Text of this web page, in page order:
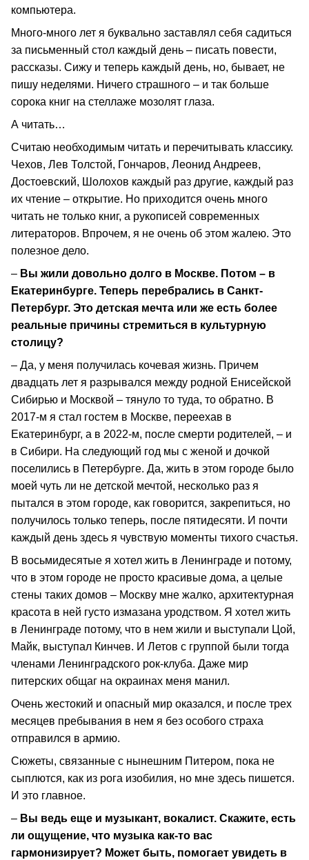
компьютера.
Много-много лет я буквально заставлял себя садиться
за письменный стол каждый день – писать повести,
рассказы. Сижу и теперь каждый день, но, бывает, не
пишу неделями. Ничего страшного – и так больше
сорока книг на стеллаже мозолят глаза.
А читать…
Считаю необходимым читать и перечитывать классику.
Чехов, Лев Толстой, Гончаров, Леонид Андреев,
Достоевский, Шолохов каждый раз другие, каждый раз
их чтение – открытие. Но приходится очень много
читать не только книг, а рукописей современных
литераторов. Впрочем, я не очень об этом жалею. Это
полезное дело.
– Вы жили довольно долго в Москве. Потом – в
Екатеринбурге. Теперь перебрались в Санкт-
Петербург. Это детская мечта или же есть более
реальные причины стремиться в культурную
столицу?
– Да, у меня получилась кочевая жизнь. Причем
двадцать лет я разрывался между родной Енисейской
Сибирью и Москвой – тянуло то туда, то обратно. В
2017-м я стал гостем в Москве, переехав в
Екатеринбург, а в 2022-м, после смерти родителей, – и
в Сибири. На следующий год мы с женой и дочкой
поселились в Петербурге. Да, жить в этом городе было
моей чуть ли не детской мечтой, несколько раз я
пытался в этом городе, как говорится, закрепиться, но
получилось только теперь, после пятидесяти. И почти
каждый день здесь я чувствую моменты тихого счастья.
В восьмидесятые я хотел жить в Ленинграде и потому,
что в этом городе не просто красивые дома, а целые
стены таких домов – Москву мне жалко, архитектурная
красота в ней густо измазана уродством. Я хотел жить
в Ленинграде потому, что в нем жили и выступали Цой,
Майк, выступал Кинчев. И Летов с группой были тогда
членами Ленинградского рок-клуба. Даже мир
питерских общаг на окраинах меня манил.
Очень жестокий и опасный мир оказался, и после трех
месяцев пребывания в нем я без особого страха
отправился в армию.
Сюжеты, связанные с нынешним Питером, пока не
сыплются, как из рога изобилия, но мне здесь пишется.
И это главное.
– Вы ведь еще и музыкант, вокалист. Скажите, есть
ли ощущение, что музыка как-то вас
гармонизирует? Может быть, помогает увидеть в